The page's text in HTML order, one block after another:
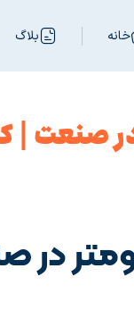
خانه بلاگ
صنعت |